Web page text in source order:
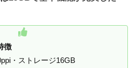
徴
・ストレージ16GB